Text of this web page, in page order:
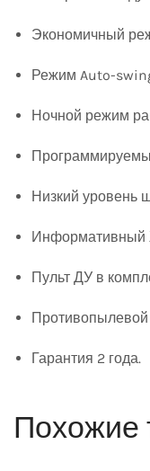
Экономичный
Режим Auto-
Ночной режим
Низкий уровень
Информативный
Пульт ДУ в
Гарантия 2 года.
Похожие